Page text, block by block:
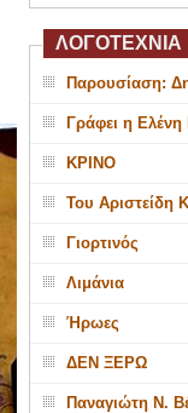
ΛΟΓΟΤΕΧΝΙΑ
Παρουσίαση:
Γράφει η Ελένη
ΚΡΙΝΟ
Του Αριστείδη
Γιορτινός
Λιμάνια
Ήρωες
ΔΕΝ ΞΕΡΩ
Παναγιώτη Ν.